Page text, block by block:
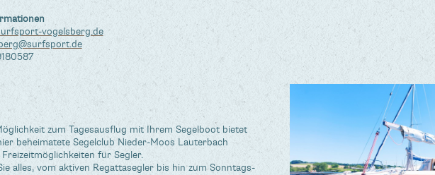
vogelsberg.de
zum Tagesausflug mit Ihrem Segelboot bietet
beheimatete Segelclub Nieder-Moos Lauterbach
Freizeitmöglichkeiten für Segler.
alles, vom aktiven Regattasegler bis hin zum Sonntags-